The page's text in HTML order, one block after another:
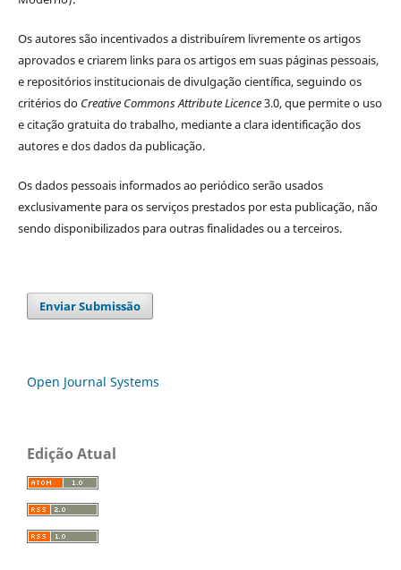
Os autores são incentivados a distribuírem livremente os artigos
aprovados e criarem links para os artigos em suas páginas pessoais,
e repositórios institucionais de divulgação científica, seguindo os
critérios do Creative Commons Attribute Licence3.0, que permite o uso
e citação gratuita do trabalho, mediante a clara identificação dos
autores e dos dados da publicação.
Os dados pessoais informados ao periódico serão usados
exclusivamente para os serviços prestados por esta publicação, não
sendo disponibilizados para outras finalidades ou a terceiros.
Enviar Submissão
Open Journal Systems
Edição Atual